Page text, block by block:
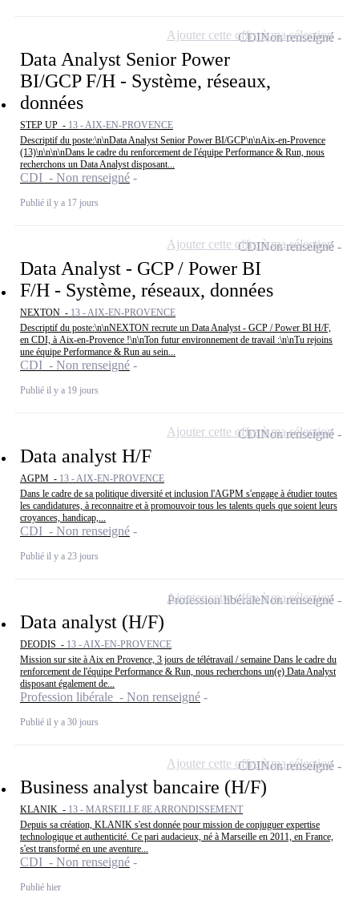
Data Analyst Senior Power
BI/GCP F/H - Système, réseaux,
données
STEP UP - 13 - AIX-EN-PROVENCE
Descriptif du poste:\n\nData Analyst Senior Power BI/GCP\n\nAix-en-Provence
(13)\n\n\n\nDans le cadre du renforcement de l'équipe Performance & Run, nous
recherchons un Data Analyst disposant...
CDI - Non renseigné
Publié il y a 17 jours
CDINon renseigné
Ajouter cette offre à ma sélection
Data Analyst - GCP / Power BI
F/H - Système, réseaux, données
NEXTON - 13 - AIX-EN-PROVENCE
Descriptif du poste:\n\nNEXTON recrute un Data Analyst - GCP / Power BI H/F,
en CDI, à Aix-en-Provence !\n\nTon futur environnement de travail :\n\nTu rejoins
une équipe Performance & Run au sein...
CDI - Non renseigné
Publié il y a 19 jours
CDINon renseigné
Ajouter cette offre à ma sélection
Data analyst H/F
AGPM - 13 - AIX-EN-PROVENCE
Dans le cadre de sa politique diversité et inclusion l'AGPM s'engage à étudier toutes
les candidatures, à reconnaitre et à promouvoir tous les talents quels que soient leurs
croyances, handicap,...
CDI - Non renseigné
Publié il y a 23 jours
CDINon renseigné
Ajouter cette offre à ma sélection
Data analyst (H/F)
DEODIS - 13 - AIX-EN-PROVENCE
Mission sur site à Aix en Provence, 3 jours de télétravail / semaine Dans le cadre du
renforcement de l'équipe Performance & Run, nous recherchons un(e) Data Analyst
disposant également de...
Profession libérale - Non renseigné
Publié il y a 30 jours
Profession libéraleNon renseigné
Ajouter cette offre à ma sélection
Business analyst bancaire (H/F)
KLANIK - 13 - MARSEILLE 8E ARRONDISSEMENT
Depuis sa création, KLANIK s'est donnée pour mission de conjuguer expertise
technologique et authenticité. Ce pari audacieux, né à Marseille en 2011, en France,
s'est transformé en une aventure...
CDI - Non renseigné
Publié hier
CDINon renseigné
Ajouter cette offre à ma sélection